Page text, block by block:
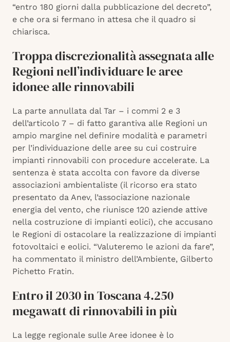
“entro 180 giorni dalla pubblicazione del decreto”,
e che ora si fermano in attesa che il quadro si
chiarisca.
Troppa discrezionalità assegnata alle
Regioni nell’individuare le aree
idonee alle rinnovabili
La parte annullata dal Tar – i commi 2 e 3
dell’articolo 7 – di fatto garantiva alle Regioni un
ampio margine nel definire modalità e parametri
per l’individuazione delle aree su cui costruire
impianti rinnovabili con procedure accelerate. La
sentenza è stata accolta con favore da diverse
associazioni ambientaliste (il ricorso era stato
presentato da Anev, l’associazione nazionale
energia del vento, che riunisce 120 aziende attive
nella costruzione di impianti eolici), che accusano
le Regioni di ostacolare la realizzazione di impianti
fotovoltaici e eolici. “Valuteremo le azioni da fare”,
ha commentato il ministro dell’Ambiente, Gilberto
Pichetto Fratin.
Entro il 2030 in Toscana 4.250
megawatt di rinnovabili in più
La legge regionale sulle Aree idonee è lo